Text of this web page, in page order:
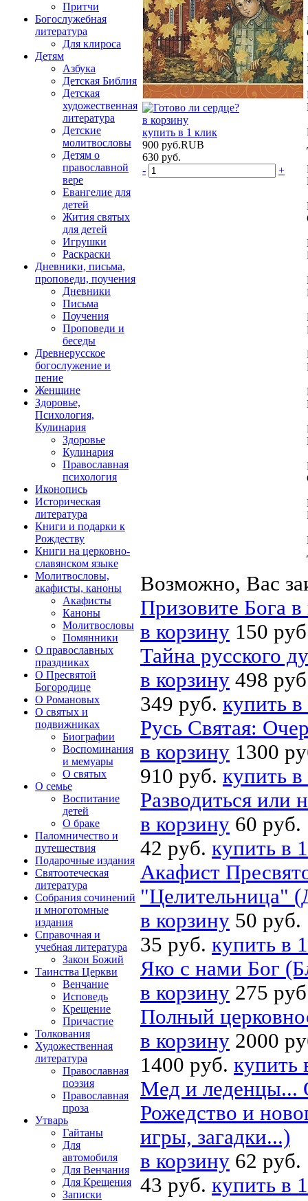
Притчи
Богослужебная
литература
Для клироса
Детям
Азбука
Детская Библия
Детская
художественная
литература
Детские
молитвословы
Детям о
православной
вере
Евангелие для
детей
Жития святых
для детей
Игрушки
Раскраски
Дневники, письма,
проповеди, поучения
Дневники
Письма
Поучения
Проповеди и
беседы
Древнерусское
богослужение и
пение
Женщине
Здоровье,
Психология,
Кулинария
Здоровье
Кулинария
Православная
психология
Иконопись
Историческая
литература
Книги и подарки к
Рождеству
Книги на церковно-
славянском языке
Молитвословы,
акафисты, каноны
Акафисты
Каноны
Молитвословы
Помянники
О православных
праздниках
О Пресвятой
Богородице
О Романовых
О святых и
подвижниках
Биографии
Воспоминания
и мемуары
О святых
О семье
Воспитание
детей
О браке
Паломничество и
путешествия
Подарочные издания
Святоотеческая
литература
Собрания сочинений
и многотомные
издания
Справочная и
учебная литература
Закон Божий
Таинства Церкви
Венчание
Исповедь
Крещение
Причастие
Толкования
Художественная
литература
Православная
поэзия
Православная
проза
Утварь
Гайтаны
Для
автомобиля
Для Венчания
Для Крещения
Записки
в корзину
купить в 1 клик
900 руб.RUB
630 руб.
-
+
Возможно, Вас
Призовите Бога
в корзину 150
Тайна русского
в корзину 498
349 руб. купить
Русь Святая:
в корзину 1300
910 руб. купить
Разводиться или
в корзину 60 руб.
42 руб. купить в
Акафист
"Целительница"
в корзину 50 руб.
35 руб. купить в
Яко с нами Бог
в корзину 275
Полный
в корзину 2000
1400 руб. купить
Мед и леденцы...
Рожедство и
игры, загадки...)
в корзину 62 руб.
43 руб. купить в